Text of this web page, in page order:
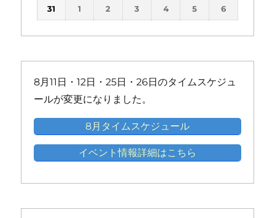
ン
ト)
ン
ト)
ン
ト)
ン
ト)
ン
ト)
ン
ト)
イ
ン
イ
ン
イ
ン
イ
ン
イ
ン
イ
ン
ト)
ト)
ト)
ト)
ト)
31 1 2 3 4 5 6
8月11日・12日・25日・26日のタイムスケジュ
ールが変更になりました。
8月タイムスケジュール
イベント情報詳細はこちら